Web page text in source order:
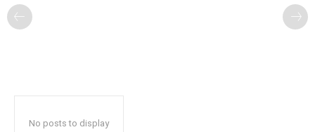
No posts to display